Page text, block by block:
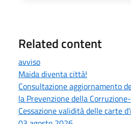
Related content
avviso
Maida diventa città!
Consultazione aggiornamento
la Prevenzione della
Cessazione validità delle carte